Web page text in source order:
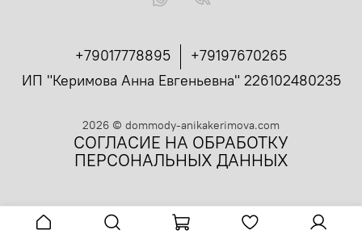
+79017778895
+79197670265
ИП "Керимова Анна Евгеньевна" 226102480235
2026 © dommody-anikakerimova.com
СОГЛАСИЕ НА ОБРАБОТКУ
ПЕРСОНАЛЬНЫХ ДАННЫХ